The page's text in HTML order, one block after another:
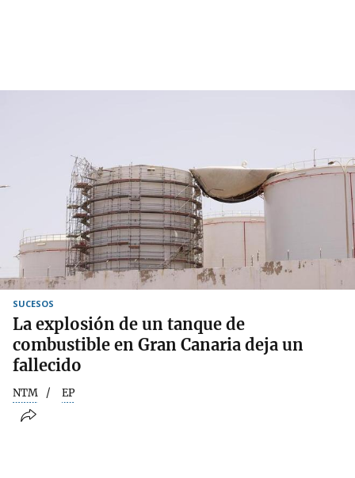
SUCESOS
La explosión de un tanque de
combustible en Gran Canaria deja un
fallecido
NTM EP